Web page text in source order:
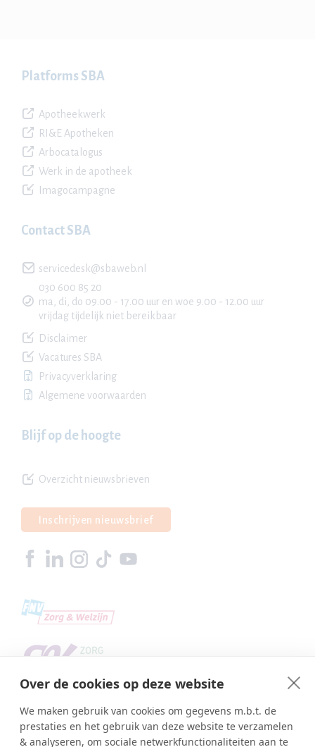
Over de cookies op deze website
We maken gebruik van cookies om gegevens m.b.t. de
prestaties en het gebruik van deze website te verzamelen
& analyseren, om sociale netwerkfunctionaliteiten aan te
Platforms SBA
Apotheekwerk
RI&E Apotheken
Arbocatalogus
Werk in de apotheek
Imagocampagne
Contact SBA
servicedesk@sbaweb.nl
030 600 85 20
ma, di, do 09.00 - 17.00 uur en woe 9.00 - 12.00 uur
vrijdag tijdelijk niet bereikbaar
Disclaimer
Vacatures SBA
Privacyverklaring
Algemene voorwaarden
Blijf op de hoogte
Overzicht nieuwsbrieven
Inschrijven nieuwsbrief